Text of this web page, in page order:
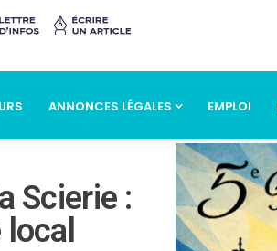
ANNONCES LÉGALES EMPLOI
Scierie :